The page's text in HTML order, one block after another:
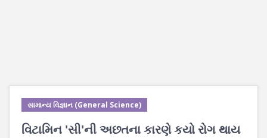
સામાન્ય વિજ્ઞાન (General Science)
વિટામિન 'સી'ની અછતના કારણે કયો રોગ થાય